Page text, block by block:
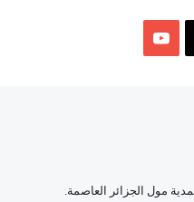
مول الجزائر العاصمة.